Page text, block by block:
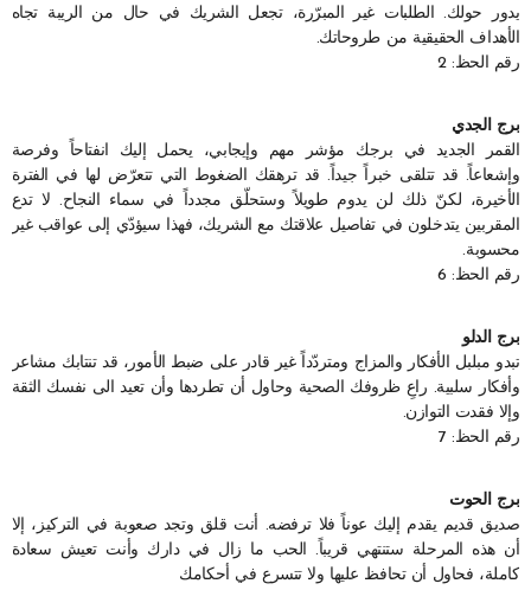
يدور حولك. الطلبات غير المبرّرة، تجعل الشريك في حال من الريبة تجاه
الأهداف الحقيقية من طروحاتك.
رقم الحظ: 2
برج الجدي
القمر الجديد في برجك مؤشر مهم وإيجابي، يحمل إليك انفتاحاً وفرصة
وإشعاعاً. قد تتلقى خبراً جيداً. قد ترهقك الضغوط التي تتعرّض لها في الفترة
الأخيرة، لكنّ ذلك لن يدوم طويلاً وستحلّق مجدداً في سماء النجاح. لا تدع
المقربين يتدخلون في تفاصيل علاقتك مع الشريك، فهذا سيؤدّي إلى عواقب غير
محسوبة.
رقم الحظ: 6
برج الدلو
تبدو مبلبل الأفكار والمزاج ومتردّداً غير قادر على ضبط الأمور، قد تنتابك مشاعر
وأفكار سلبية. راعِ ظروفك الصحية وحاول أن تطردها وأن تعيد الى نفسك الثقة
وإلا فقدت التوازن.
رقم الحظ: 7
برج الحوت
صديق قديم يقدم إليك عوناً فلا ترفضه. أنت قلق وتجد صعوبة في التركيز، إلا
أن هذه المرحلة ستنتهي قريباً. الحب ما زال في دارك وأنت تعيش سعادة
كاملة، فحاول أن تحافظ عليها ولا تتسرع في أحكامك